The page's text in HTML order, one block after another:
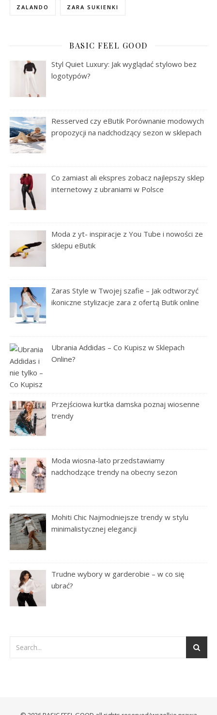
ZALANDO ZARA SUKIENKI
BASIC FEEL GOOD
Styl Quiet Luxury: Jak wyglądać stylowo bez
logotypów?
Resserved czy eButik Porównanie modowych
propozycji na nadchodzący sezon w sklepach
Co zamiast ali ekspres zobacz najlepszy sklep
internetowy z ubraniami w Polsce
Moda z yt- inspiracje z You Tube i nowości ze
sklepu eButik
Zaras Style w Twojej szafie – Jak odtworzyć
ikoniczne stylizacje zara z ofertą Butik online
Ubrania Addidas – Co Kupisz w Sklepach
Online?
Przejściowa kurtka damska poznaj wiosenne
trendy
Moda wiosna-lato przedstawiamy
nadchodzące trendy na obecny sezon
Mohiti Chic Najmodniejsze trendy w stylu
minimalistycznej elegancji
Trudne wybory w garderobie – w co się
ubrać?